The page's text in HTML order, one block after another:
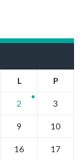
L P
2 3
9 10
16 17